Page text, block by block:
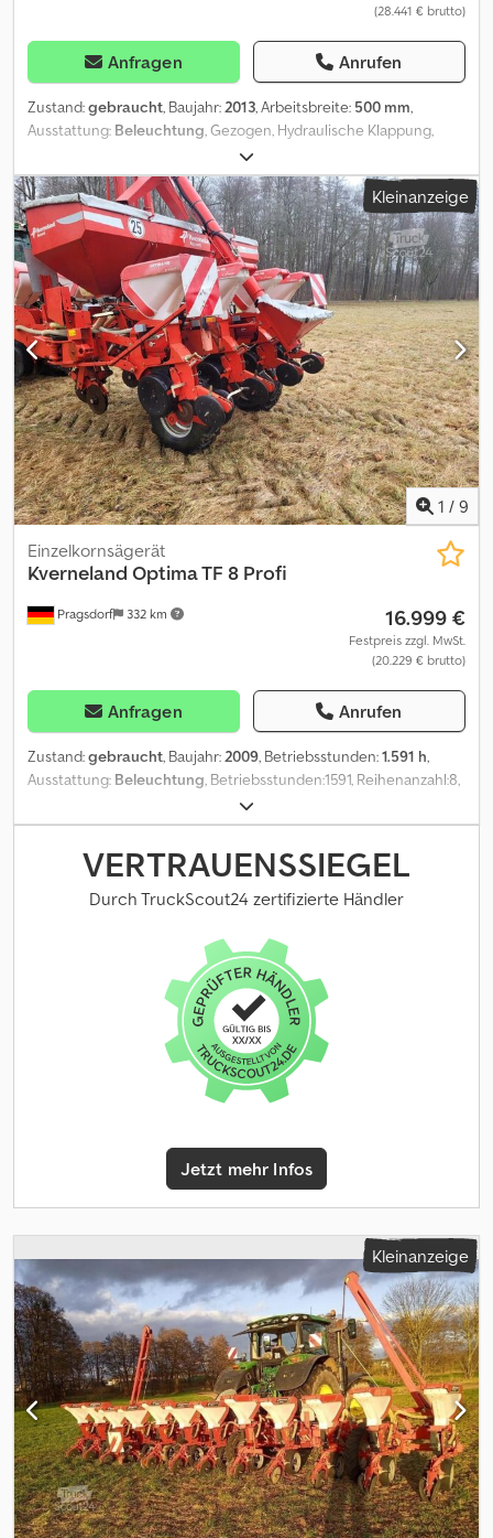
(28.441 € brutto)
Anfragen Anrufen
Zustand:gebraucht, Baujahr: 2013, Arbeitsbreite: 500 mm,
Ausstattung: Beleuchtung , Gezogen, Hydraulische Klappung,
Stützfuß / -rad_____neuer Satz Flügelschare, Reifen neu in
2025,Lagerort:Kunde Dcodpszdg U Usfx Ah Dsk
Kleinanzeige
1 / 9
Pragsdorf 332 km
Einzelkornsägerät
Kverneland Optima TF 8 Profi
16.999 €
Festpreis zzgl. MwSt.
(20.229 € brutto)
Anfragen Anrufen
Zustand:gebraucht, Baujahr:2009, Betriebsstunden:1.591 h,
Ausstattung: Beleuchtung, Betriebsstunden:1591, Reihenanzahl:8,
Flächenleistung:2941, Beladestufe, Hydraulische Klappung,
Spuranreißer_____BeleuchtungDirektsa
atausstattungDüngerablageElektronische
ÜberwachungGummidruckrollenKlappvorrichtung<
/br>ReihendüngerstreuerSpuranreißer,Lagerort:Kunde
VERTRAUENSSIEGEL
Durch TruckScout24 zertifizierte Händler
Jetzt mehr Infos
Kleinanzeige